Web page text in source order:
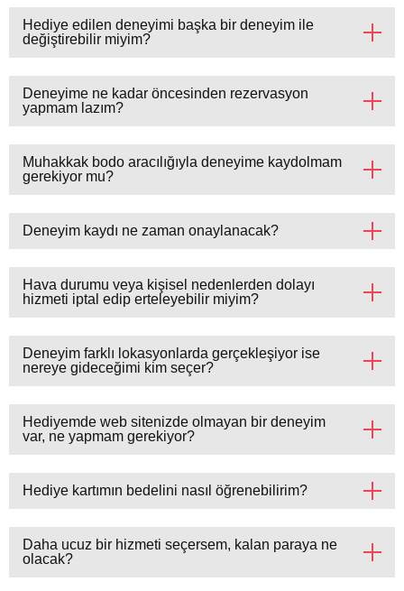
Hediye edilen deneyimi başka bir deneyim ile
değiştirebilir miyim?
Deneyime ne kadar öncesinden rezervasyon
yapmam lazım?
Muhakkak bodo aracılığıyla deneyime kaydolmam
gerekiyor mu?
Deneyim kaydı ne zaman onaylanacak?
Hava durumu veya kişisel nedenlerden dolayı
hizmeti iptal edip erteleyebilir miyim?
Deneyim farklı lokasyonlarda gerçekleşiyor ise
nereye gideceğimi kim seçer?
Hediyemde web sitenizde olmayan bir deneyim
var, ne yapmam gerekiyor?
Hediye kartımın bedelini nasıl öğrenebilirim?
Daha ucuz bir hizmeti seçersem, kalan paraya ne
olacak?